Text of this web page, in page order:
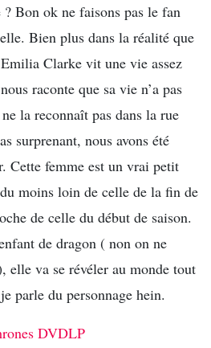
Bon ok ne faisons pas le fan
Bien plus dans la réalité que
Clarke vit une vie assez
raconte que sa vie n’a pas
la reconnaît pas dans la rue
surprenant, nous avons été
Cette femme est un vrai petit
moins loin de celle de la fin de
de celle du début de saison.
de dragon ( non on ne
elle va se révéler au monde tout
parle du personnage hein.